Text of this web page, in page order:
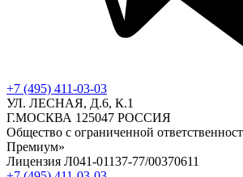
+7 (495) 411-03-03
УЛ. ЛЕСНАЯ, Д.6, К.1
Г.МОСКВА 125047 РОССИЯ
Общество с ограниченной
Премиум»
Лицензия Л041-01137-77/00370611